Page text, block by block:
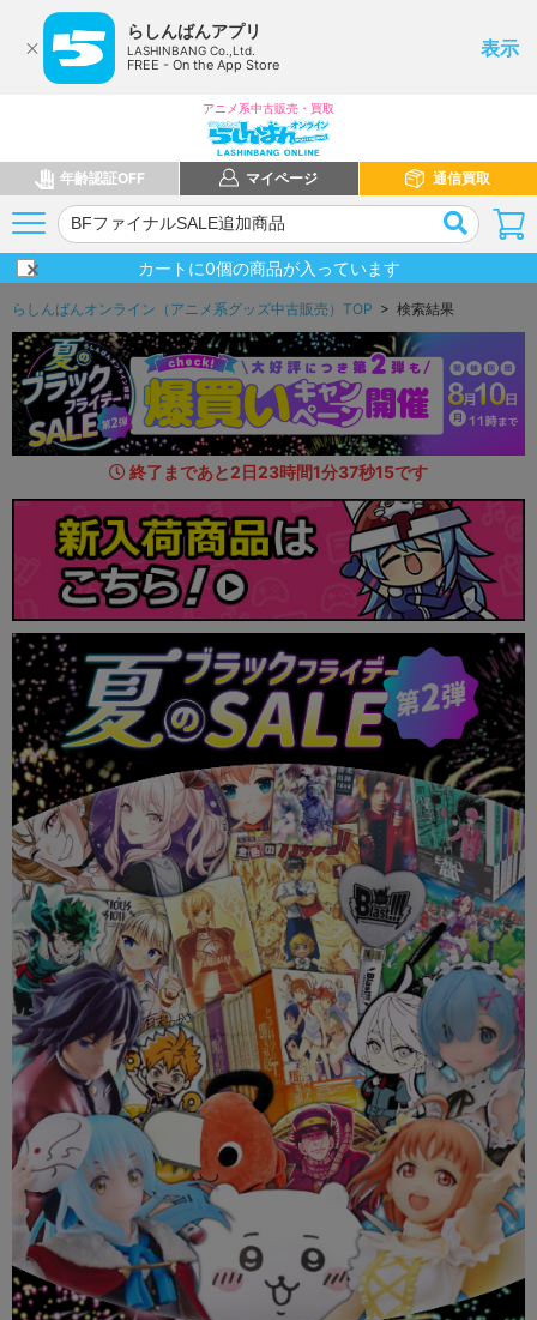
らしんばんアプリ
LASHINBANG Co.,Ltd.
FREE - On the App Store
表示
アニメ系中古販売・買取
年齢認証OFF マイページ 通信買取
カートに0個の商品が入っています
らしんばんオンライン（アニメ系グッズ中古販売）TOP > 検索結果
終了まであと2日23時間1分35秒97です